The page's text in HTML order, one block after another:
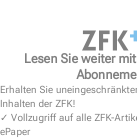
Lesen Sie weiter
Erhalten Sie
Inhalten der ZFK!
✓ Vollzugriff auf alle ZFK-
ePaper